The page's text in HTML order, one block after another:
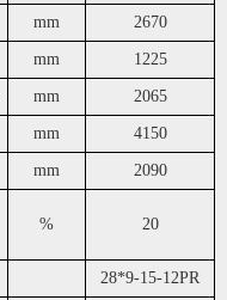
mm 2670
mm 1225
mm 2065
mm 4150
mm 2090
% 20
28*9-15-12PR